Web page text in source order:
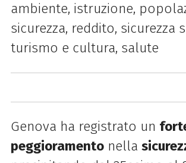
ambiente, istruzione,
sicurezza, reddito, sicurezza
turismo e cultura, salute
Genova ha registrato un
peggioramentonella